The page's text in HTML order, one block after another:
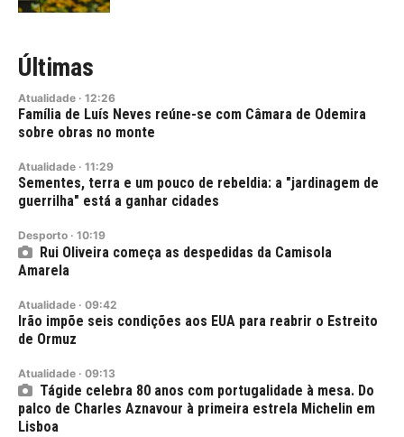
Últimas
Atualidade · 12:26
Família de Luís Neves reúne-se com Câmara de Odemira
sobre obras no monte
Atualidade · 11:29
Sementes, terra e um pouco de rebeldia: a "jardinagem de
guerrilha" está a ganhar cidades
Desporto · 10:19
Rui Oliveira começa as despedidas da Camisola
Amarela
Atualidade · 09:42
Irão impõe seis condições aos EUA para reabrir o Estreito
de Ormuz
Atualidade · 09:13
Tágide celebra 80 anos com portugalidade à mesa. Do
palco de Charles Aznavour à primeira estrela Michelin em
Lisboa